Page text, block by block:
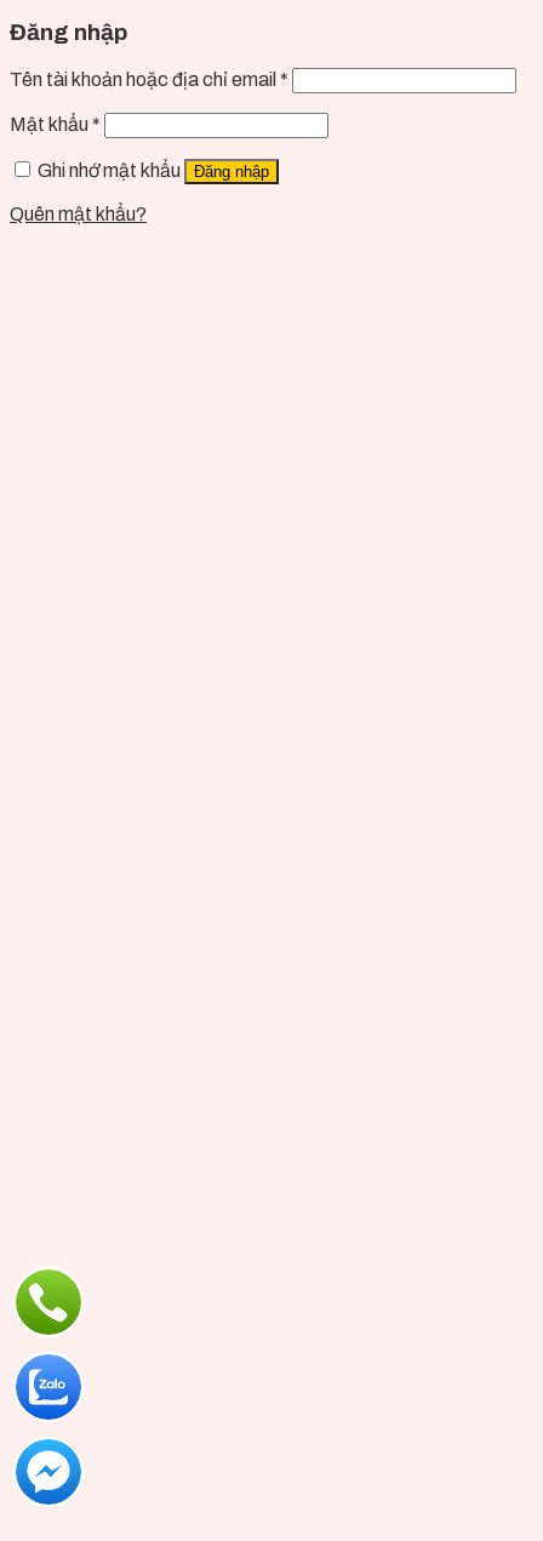
Đăng nhập
Tên tài khoản hoặc địa chỉ email *
Mật khẩu *
Ghi nhớ mật khẩu Đăng nhập
Quên mật khẩu?